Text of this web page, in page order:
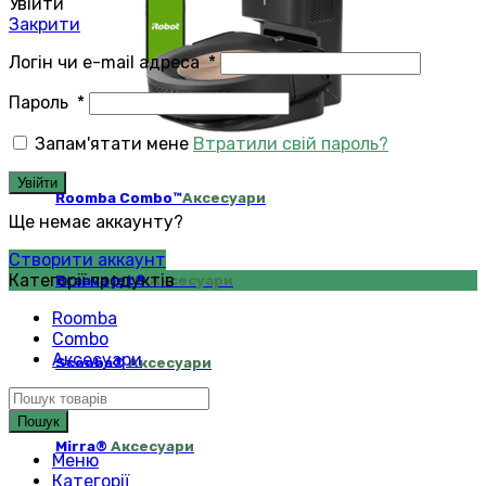
Roomba Combo™Аксесуари
Braava jet®Аксесуари
Scooba®Аксесуари
Mirra® Аксесуари
Закрити
Логін чи e-mail адреса*
Пароль *
Запам'ятати мене Втратили свій пароль?
Увійти
Ще немає аккаунту?
Створити аккаунт
Категорії продуктів
Roomba
Combo
Аксесуари
Пошук
Меню
Категорії